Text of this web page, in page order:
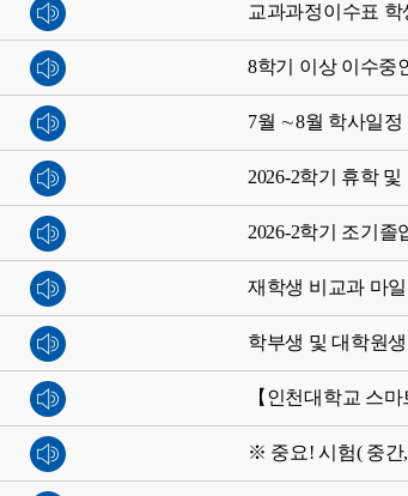
교과과정이수표 학
8학기 이상 이수중
7월 ∼8월 학사일정
2026-2학기 휴학
2026-2학기 조기졸
재학생 비교과 마
학부생 및 대학원
【인천대학교 스
※ 중요! 시험( 중간